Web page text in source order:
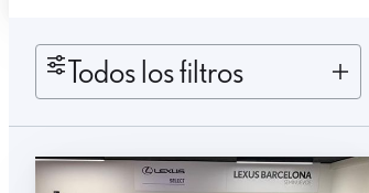
Todos los filtros